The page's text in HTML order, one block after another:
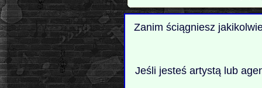
Zanim ściągniesz
Jeśli jesteś artystą lub